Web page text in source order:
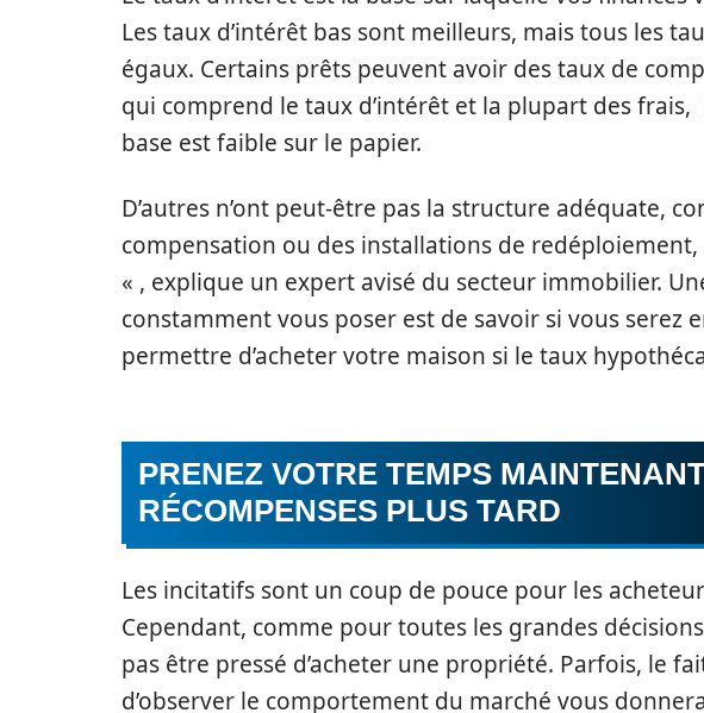
Les taux d’intérêt bas sont meilleurs, mais tous les
égaux. Certains prêts peuvent avoir des taux de
qui comprend le taux d’intérêt et la plupart des
base est faible sur le papier.
D’autres n’ont peut-être pas la structure adéquate,
compensation ou des installations de
« , explique un expert avisé du secteur immobilier.
constamment vous poser est de savoir si vous serez
permettre d’acheter votre maison si le taux
PRENEZ VOTRE TEMPS
RÉCOMPENSES PLUS TARD
Les incitatifs sont un coup de pouce pour les
Cependant, comme pour toutes les grandes
pas être pressé d’acheter une propriété. Parfois, le
d’observer le comportement du marché vous